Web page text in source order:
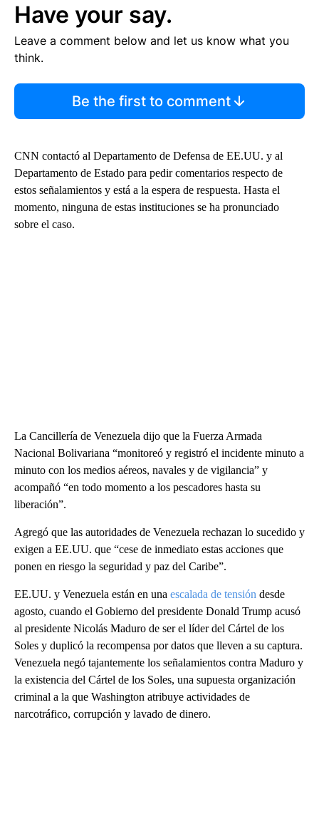
Have your say.
Leave a comment below and let us know what you
think.
Be the first to comment
CNN contactó al Departamento de Defensa de EE.UU. y al
Departamento de Estado para pedir comentarios respecto de
estos señalamientos y está a la espera de respuesta. Hasta el
momento, ninguna de estas instituciones se ha pronunciado
sobre el caso.
La Cancillería de Venezuela dijo que la Fuerza Armada
Nacional Bolivariana “monitoreó y registró el incidente minuto a
minuto con los medios aéreos, navales y de vigilancia” y
acompañó “en todo momento a los pescadores hasta su
liberación”.
Agregó que las autoridades de Venezuela rechazan lo sucedido y
exigen a EE.UU. que “cese de inmediato estas acciones que
ponen en riesgo la seguridad y paz del Caribe”.
EE.UU. y Venezuela están en una escalada de tensión desde
agosto, cuando el Gobierno del presidente Donald Trump acusó
al presidente Nicolás Maduro de ser el líder del Cártel de los
Soles y duplicó la recompensa por datos que lleven a su captura.
Venezuela negó tajantemente los señalamientos contra Maduro y
la existencia del Cártel de los Soles, una supuesta organización
criminal a la que Washington atribuye actividades de
narcotráfico, corrupción y lavado de dinero.